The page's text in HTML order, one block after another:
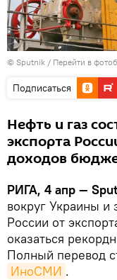
© Sputnik / Перейти в
Подписаться
Нефть и газ
экспорта
доходов
РИГА, 4 апр —
вокруг Украины и
России от
оказаться
Полный перевод
ИноСМИ .